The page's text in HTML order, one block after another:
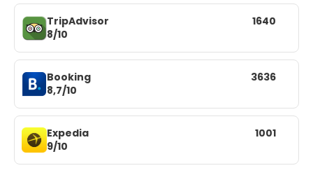
TripAdvisor
8/10
1640
Booking
8,7/10
3636
Expedia
9/10
1001